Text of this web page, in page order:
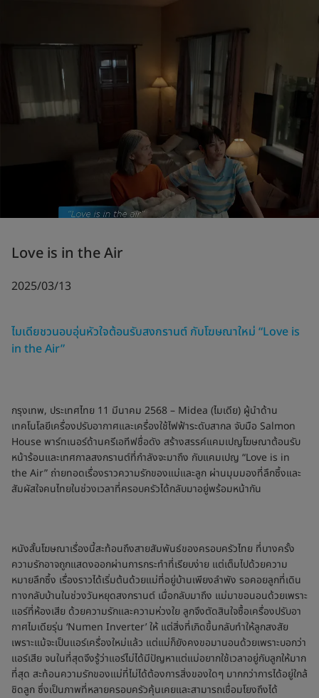
Love is in the Air
2025/03/13
ไมเดียชวนอบอุ่นหัวใจต้อนรับสงกรานต์ กับโฆษณาใหม่ “Love is
in the Air”
กรุงเทพ, ประเทศไทย 11 มีนาคม 2568 – Midea (ไมเดีย) ผู้นำด้าน
เทคโนโลยีเครื่องปรับอากาศและเครื่องใช้ไฟฟ้าระดับสากล จับมือ Salmon
House พาร์ทเนอร์ด้านครีเอทีฟชื่อดัง สร้างสรรค์แคมเปญโฆษณาต้อนรับ
หน้าร้อนและเทศกาลสงกรานต์ที่กำลังจะมาถึง กับแคมเปญ “Love is in
the Air” ถ่ายทอดเรื่องราวความรักของแม่และลูก ผ่านมุมมองที่ลึกซึ้งและ
สัมผัสใจคนไทยในช่วงเวลาที่ครอบครัวได้กลับมาอยู่พร้อมหน้ากัน
หนังสั้นโฆษณาเรื่องนี้สะท้อนถึงสายสัมพันธ์ของครอบครัวไทย ที่บางครั้ง
ความรักอาจถูกแสดงออกผ่านการกระทำที่เรียบง่าย แต่เต็มไปด้วยความ
หมายลึกซึ้ง เรื่องราวได้เริ่มต้นด้วยแม่ที่อยู่บ้านเพียงลำพัง รอคอยลูกที่เดิน
ทางกลับบ้านในช่วงวันหยุดสงกรานต์ เมื่อกลับมาถึง แม่มาขอนอนด้วยเพราะ
แอร์ที่ห้องเสีย ด้วยความรักและความห่วงใย ลูกจึงตัดสินใจซื้อเครื่องปรับอา
กาศไมเดียรุ่น ‘Numen Inverter’ ให้ แต่สิ่งที่เกิดขึ้นกลับทำให้ลูกสงสัย
เพราะแม้จะเป็นแอร์เครื่องใหม่แล้ว แต่แม่ก็ยังคงขอมานอนด้วยเพราะบอกว่า
แอร์เสีย จนในที่สุดจึงรู้ว่าแอร์ไม่ได้มีปัญหาแต่แม่อยากใช้เวลาอยู่กับลูกให้มาก
ที่สุด สะท้อนความรักของแม่ที่ไม่ได้ต้องการสิ่งของใดๆ มากกว่าการได้อยู่ใกล้
ชิดลูก ซึ่งเป็นภาพที่หลายครอบครัวคุ้นเคยและสามารถเชื่อมโยงถึงได้